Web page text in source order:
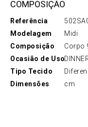
COMPOSIÇÃO
Referência
Modelagem
Midi
Composição
Corpo
Ocasião de Uso
Tipo Tecido
Dimensões
cm